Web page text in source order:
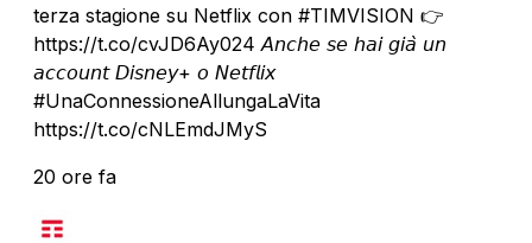
terza stagione su Netflix con #TIMVISION 👉
https://t.co/cvJD6Ay024 𝘈𝘯𝘤𝘩𝘦 𝘴𝘦 𝘩𝘢𝘪 𝘨𝘪𝘢̀ 𝘶𝘯
𝘢𝘤𝘤𝘰𝘶𝘯𝘵 𝘋𝘪𝘴𝘯𝘦𝘺+ 𝘰 𝘕𝘦𝘵𝘧𝘭𝘪𝘹
#UnaConnessioneAllungaLaVita
https://t.co/cNLEmdJMyS
20 ore fa